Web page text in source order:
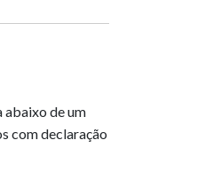
abaixo de um
com declaração